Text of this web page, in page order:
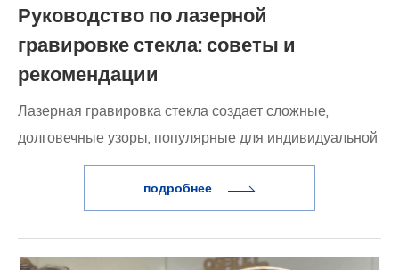
Руководство по лазерной
гравировке стекла: советы и
рекомендации
Лазерная гравировка стекла создает сложные,
долговечные узоры, популярные для индивидуальной
стеклянной посуды и декора. Ее доступность
привлекает как любителей DIY, так и архитектурных
подробнее